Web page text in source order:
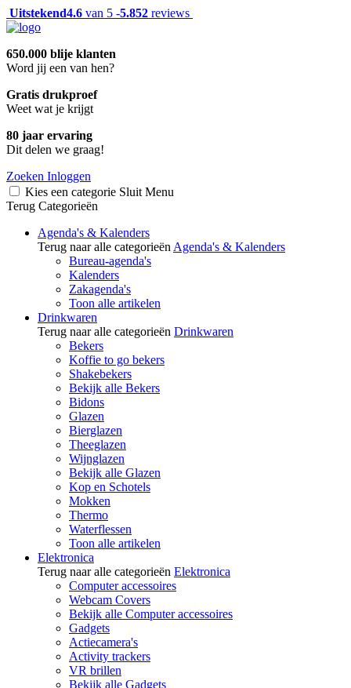
Uitstekend4.6 van 5 -5.852 reviews
650.000 blije klanten
Word jij een van hen?
Gratis drukproef
Weet wat je krijgt
80 jaar ervaring
Dit delen we graag!
Zoeken Inloggen
Kies een categorie Sluit Menu
Terug Categorieën
Agenda's & Kalenders
Terug naar alle categorieën Agenda's & Kalenders
Bureau-agenda's
Kalenders
Zakagenda's
Toon alle artikelen
Drinkwaren
Terug naar alle categorieën Drinkwaren
Bekers
Koffie to go bekers
Shakebekers
Bekijk alle Bekers
Bidons
Glazen
Bierglazen
Theeglazen
Wijnglazen
Bekijk alle Glazen
Kop en Schotels
Mokken
Thermo
Waterflessen
Toon alle artikelen
Elektronica
Terug naar alle categorieën Elektronica
Computer accessoires
Webcam Covers
Bekijk alle Computer accessoires
Gadgets
Actiecamera's
Activity trackers
VR brillen
Bekijk alle Gadgets